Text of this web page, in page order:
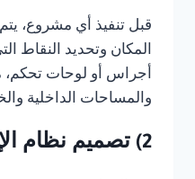
قبل تنفيذ أي مشروع،
المكان وتحديد النقاط
أجراس أو لوحات تحكم،
والمساحات الداخلية
2) تصميم نظام الإنذار المناسب